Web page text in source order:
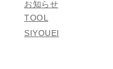
お知らせ
TOOL
SIYOUEI